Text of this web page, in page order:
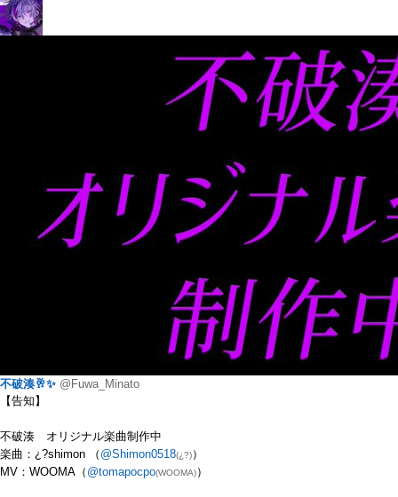
不破湊🥂✨ @Fuwa_Minato
【告知】
不破湊 オリジナル楽曲制作中
楽曲：¿?shimon （ @Shimon0518(¿?)）
MV：WOOMA（ @tomapocpo(WOOMA)）